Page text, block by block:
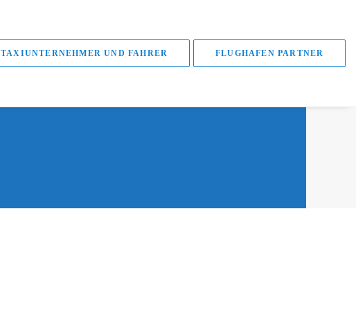
TAXIUNTERNEHMER UND FAHRER FLUGHAFEN PARTNER